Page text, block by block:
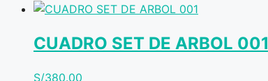
CUADRO SET DE ARBOL 001
S/380.00